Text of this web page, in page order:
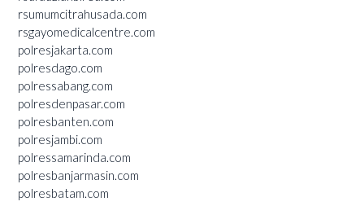
rsumumcitrahusada.com
rsgayomedicalcentre.com
polresjakarta.com
polresdago.com
polressabang.com
polresdenpasar.com
polresbanten.com
polresjambi.com
polressamarinda.com
polresbanjarmasin.com
polresbatam.com